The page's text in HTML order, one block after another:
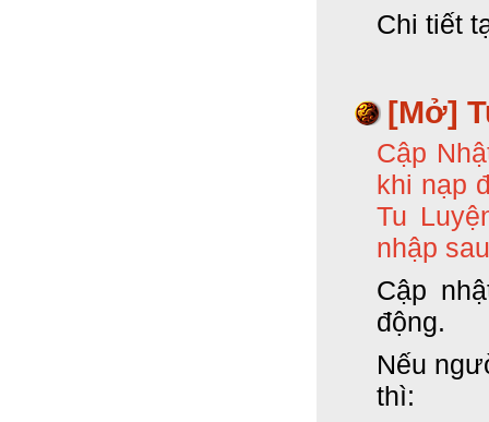
Chi tiết
[Mở]
Cập
khi nạp
Tu
nhập
Cập
động.
Nếu
thì: